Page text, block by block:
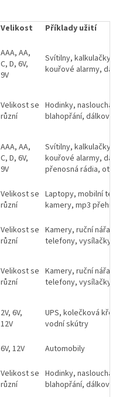
Velikost Příklady užití
AAA, AA,
C, D, 6V,
9V
Svítilny,
kouřové alarmy,
Velikost se
různí
Hodinky,
blahopřání,
AAA, AA,
C, D, 6V,
9V
Svítilny,
kouřové alarmy,
přenosná rádia,
Velikost se
různí
Laptopy, mobilní
kamery, mp3
Velikost se
různí
Kamery, ruční
telefony, vysílačky
Velikost se
různí
Kamery, ruční
telefony, vysílačky
2V, 6V,
12V
UPS, kolečková
vodní skútry
6V, 12V Automobily
Velikost se
různí
Hodinky,
blahopřání,